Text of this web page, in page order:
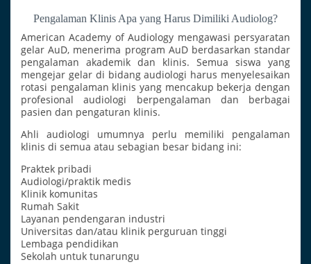
Pengalaman Klinis Apa yang Harus Dimiliki Audiolog?
American Academy of Audiology mengawasi persyaratan
gelar AuD, menerima program AuD berdasarkan standar
pengalaman akademik dan klinis. Semua siswa yang
mengejar gelar di bidang audiologi harus menyelesaikan
rotasi pengalaman klinis yang mencakup bekerja dengan
profesional audiologi berpengalaman dan berbagai
pasien dan pengaturan klinis.
Ahli audiologi umumnya perlu memiliki pengalaman
klinis di semua atau sebagian besar bidang ini:
Praktek pribadi
Audiologi/praktik medis
Klinik komunitas
Rumah Sakit
Layanan pendengaran industri
Universitas dan/atau klinik perguruan tinggi
Lembaga pendidikan
Sekolah untuk tunarungu